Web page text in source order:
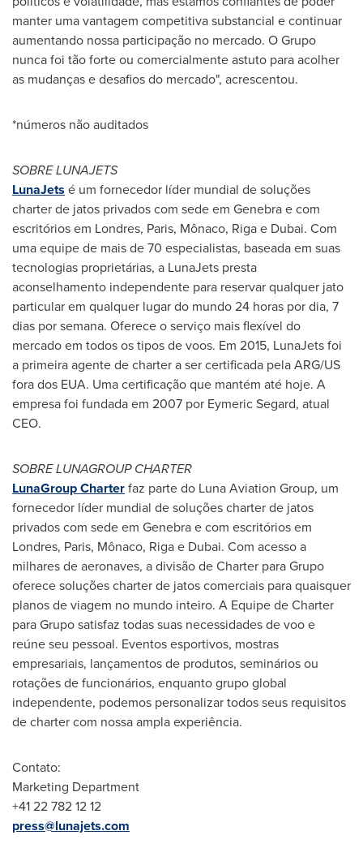
manter uma vantagem competitiva substancial e continuar
aumentando nossa participação no mercado. O Grupo
nunca foi tão forte ou comercialmente astuto para acolher
as mudanças e desafios do mercado", acrescentou.
*números não auditados
SOBRE LUNAJETS
LunaJets é um fornecedor líder mundial de soluções
charter de jatos privados com sede em Genebra e com
escritórios em Londres, Paris, Mônaco, Rigae Dubai. Com
uma equipe de mais de 70 especialistas, baseada em suas
tecnologias proprietárias, a LunaJets presta
aconselhamento independente para reservar qualquer jato
particular em qualquer lugar do mundo 24 horas por dia, 7
dias por semana. Oferece o serviço mais flexível do
mercado em todos os tipos de voos. Em 2015, LunaJets foi
a primeira agente de charter a ser certificada pela ARG/US
fora dos EUA. Uma certificação que mantém até hoje. A
empresa foi fundada em 2007 por Eymeric Segard, atual
CEO.
SOBRE LUNAGROUP CHARTER
LunaGroup Charterfaz parte do Luna Aviation Group, um
fornecedor líder mundial de soluções charter de jatos
privados com sede em Genebra e com escritórios em
Londres, Paris, Mônaco, Rigae Dubai. Com acesso a
milhares de aeronaves, a divisão de Charter para Grupo
oferece soluções charter de jatos comerciais para quaisquer
planos de viagem no mundo inteiro. A Equipe de Charter
para Grupo satisfaz todas suas necessidades de voo e
reúne seu pessoal. Eventos esportivos, mostras
empresariais, lançamentos de produtos, seminários ou
rotações de funcionários, enquanto grupo global
independente, podemos personalizar todos seus requisitos
de charter com nossa ampla experiência.
Contato:
Marketing Department
+41 22 782 12 12
press@lunajets.com